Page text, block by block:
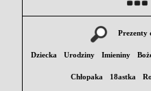
Prezenty
Dziecka Urodziny Imieniny
Chłopaka 18astka